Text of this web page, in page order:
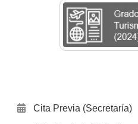
Cita Previa (Secretaría)